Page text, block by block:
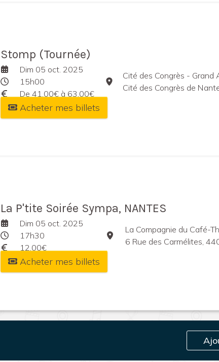
Stomp (Tournée)
Dim 05 oct. 2025
15h00
De 41,00€ à 63,00€
Cité des Congrès - Grand
Cité des Congrès de Nantes, 5 Rue
Acheter mes billets
La P'tite Soirée Sympa, NANTES
Dim 05 oct. 2025
17h30
12,00€
La Compagnie du Café-
6 Rue des Carmélites,
Acheter mes billets